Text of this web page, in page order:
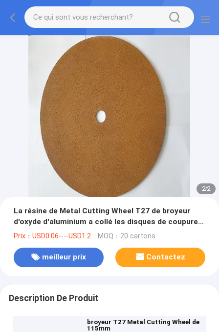
2/2
La résine de Metal Cutting Wheel T27 de broyeur
d'oxyde d'aluminium a collé les disques de coupure
minces de 115mm
Prix：USD0.06----USD1.2 MOQ：20 cartons
meilleur prix Contactez
Description De Produit
broyeur T27 Metal Cutting Wheel de
115mm